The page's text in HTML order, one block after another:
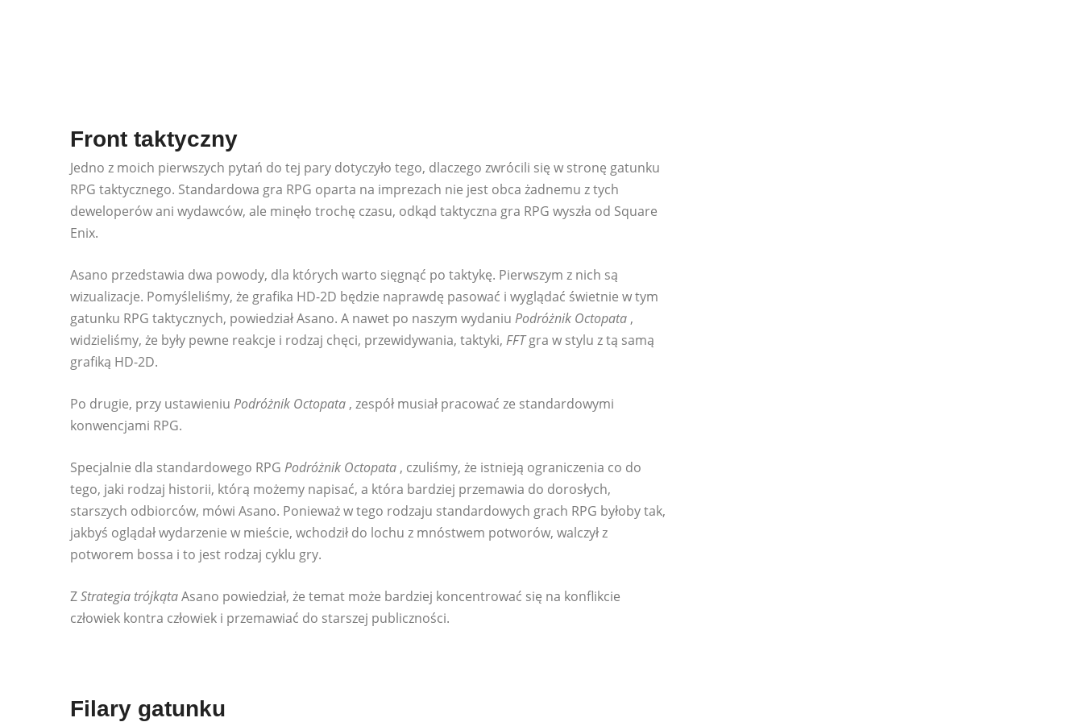
Front taktyczny
Jedno z moich pierwszych pytań do tej pary dotyczyło tego, dlaczego zwrócili się w stronę gatunku
RPG taktycznego. Standardowa gra RPG oparta na imprezach nie jest obca żadnemu z tych
deweloperów ani wydawców, ale minęło trochę czasu, odkąd taktyczna gra RPG wyszła od Square
Enix.
Asano przedstawia dwa powody, dla których warto sięgnąć po taktykę. Pierwszym z nich są
wizualizacje. Pomyśleliśmy, że grafika HD-2D będzie naprawdę pasować i wyglądać świetnie w tym
gatunku RPG taktycznych, powiedział Asano. A nawet po naszym wydaniu Podróżnik Octopata ,
widzieliśmy, że były pewne reakcje i rodzaj chęci, przewidywania, taktyki, FFTgra w stylu z tą samą
grafiką HD-2D.
Po drugie, przy ustawieniu Podróżnik Octopata , zespół musiał pracować ze standardowymi
konwencjami RPG.
Specjalnie dla standardowego RPG Podróżnik Octopata , czuliśmy, że istnieją ograniczenia co do
tego, jaki rodzaj historii, którą możemy napisać, a która bardziej przemawia do dorosłych,
starszych odbiorców, mówi Asano. Ponieważ w tego rodzaju standardowych grach RPG byłoby tak,
jakbyś oglądał wydarzenie w mieście, wchodził do lochu z mnóstwem potworów, walczył z
potworem bossa i to jest rodzaj cyklu gry.
ZStrategia trójkątaAsano powiedział, że temat może bardziej koncentrować się na konflikcie
człowiek kontra człowiek i przemawiać do starszej publiczności.
Filary gatunku